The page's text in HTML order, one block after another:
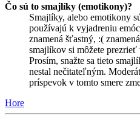
Čo sú to smajlíky (emotikony)?
Smajlíky, alebo emotikony
používajú k vyjadreniu
znamená šťastný, :(
smajlíkov si môžete
Prosím, snažte sa tieto
nestal nečitateľným.
príspevok v tomto smere
Hore